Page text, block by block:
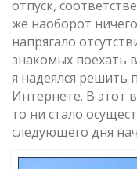
отпуск,
же наоборот
напрягало
знакомых поехать
я надеялся решить
Интернете. В этот
то ни стало
следующего дня